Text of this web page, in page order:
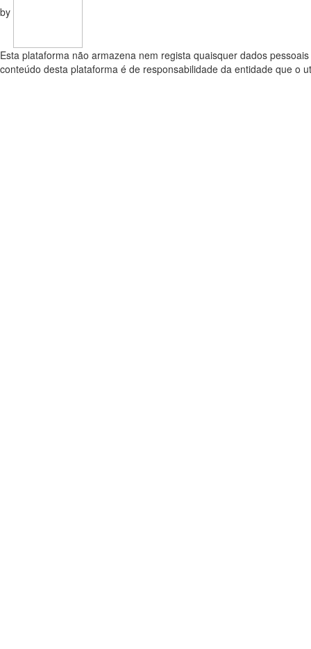
by
Esta plataforma não armazena nem regista quaisquer dados
conteúdo desta plataforma é de responsabilidade da entidade que o